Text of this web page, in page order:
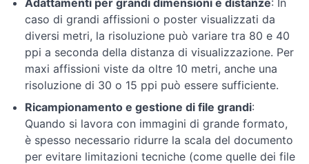
Adattamenti per grandi dimensioni e distanze: In
caso di grandi affissioni o poster visualizzati da
diversi metri, la risoluzione può variare tra 80 e 40
ppi a seconda della distanza di visualizzazione. Per
maxi affissioni viste da oltre 10 metri, anche una
risoluzione di 30 o 15 ppi può essere sufficiente.
Ricampionamento e gestione di file grandi:
Quando si lavora con immagini di grande formato,
è spesso necessario ridurre la scala del documento
per evitare limitazioni tecniche (come quelle dei file